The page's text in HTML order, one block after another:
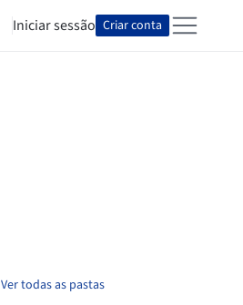
Iniciar sessão Criar conta
Ver todas as pastas